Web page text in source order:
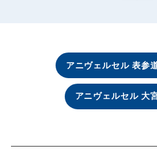
アニヴェルセル 表参
アニヴェルセル 大